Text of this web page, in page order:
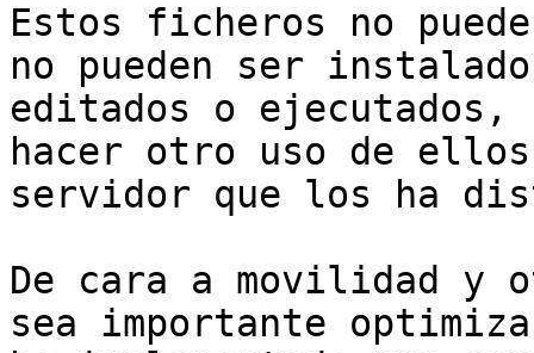
Estos ficheros no
no pueden ser
editados o
hacer otro uso de
servidor que los ha
De cara a movilidad y
sea importante